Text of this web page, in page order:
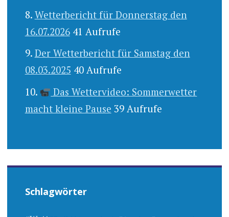
Wetterbericht für Donnerstag den
16.07.2026 41 Aufrufe
Der Wetterbericht für Samstag den
08.03.2025 40 Aufrufe
Das Wettervideo: Sommerwetter
macht kleine Pause 39 Aufrufe
Schlagwörter